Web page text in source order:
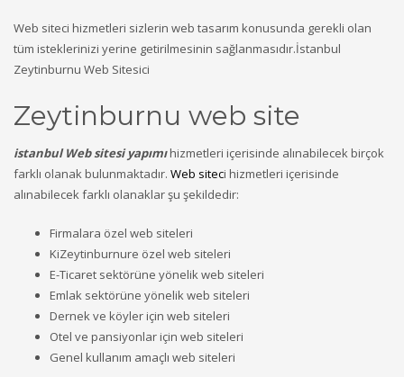
Web siteci hizmetleri sizlerin web tasarım konusunda gerekli olan
tüm isteklerinizi yerine getirilmesinin sağlanmasıdır.İstanbul
Zeytinburnu Web Sitesici
Zeytinburnu web site
istanbul Web sitesi yapımıhizmetleri içerisinde alınabilecek birçok
farklı olanak bulunmaktadır. Web siteci hizmetleri içerisinde
alınabilecek farklı olanaklar şu şekildedir:
Firmalara özel web siteleri
KiZeytinburnure özel web siteleri
E-Ticaret sektörüne yönelik web siteleri
Emlak sektörüne yönelik web siteleri
Dernek ve köyler için web siteleri
Otel ve pansiyonlar için web siteleri
Genel kullanım amaçlı web siteleri